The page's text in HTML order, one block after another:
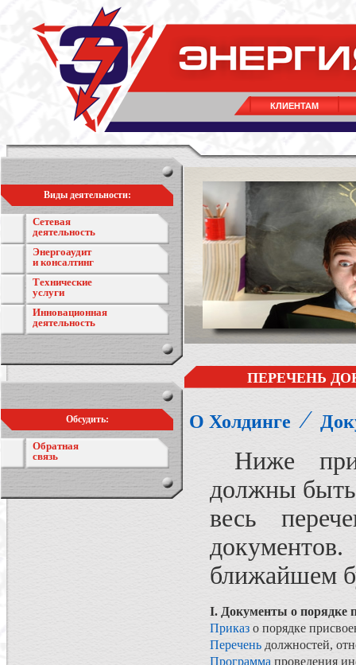
КЛИЕНТАМ
Виды деятельности:
Сетевая
деятельность
Энергоаудит
и консалтинг
Технические
услуги
Инновационная
деятельность
Обсудить:
Обратная
связь
ПЕРЕЧЕНЬ
О Холдинге ⁄
Ниже
должны быть
весь
ближайшем
I. Документы о порядке
Приказ о порядке
Перечень должностей,
Программа проведения